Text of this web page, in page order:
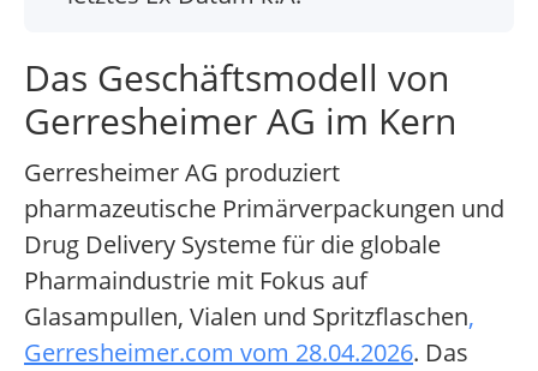
Das Geschäftsmodell von
Gerresheimer AG im Kern
Gerresheimer AG produziert
pharmazeutische Primärverpackungen und
Drug Delivery Systeme für die globale
Pharmaindustrie mit Fokus auf
Glasampullen, Vialen und Spritzflaschen,
Gerresheimer.com vom 28.04.2026. Das